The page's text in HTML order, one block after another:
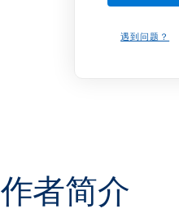
遇到问题？
作者简介